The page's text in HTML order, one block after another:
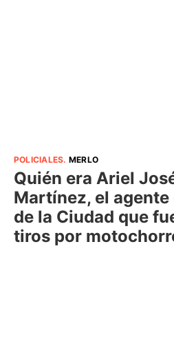
POLICIALES. MERLO
Quién era Ariel
Martínez, el agente
de la Ciudad que
tiros por